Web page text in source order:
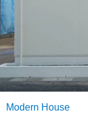
Modern House